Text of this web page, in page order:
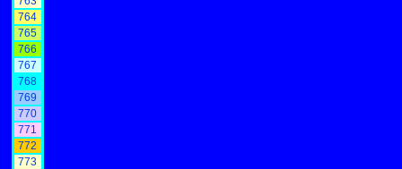
764
765
766
767
768
769
770
771
772
773